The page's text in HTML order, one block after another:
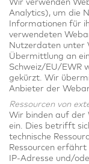
Wir verwenden
Analytics), um die
Informationen für
verwendeten
Nutzerdaten unter
Übermittlung an
Schweiz/EU/EWR
gekürzt. Wir
Anbieter der
Ressourcen von
Wir binden auf der
ein. Dies betrifft
technische
Ressourcen
IP-Adresse und/